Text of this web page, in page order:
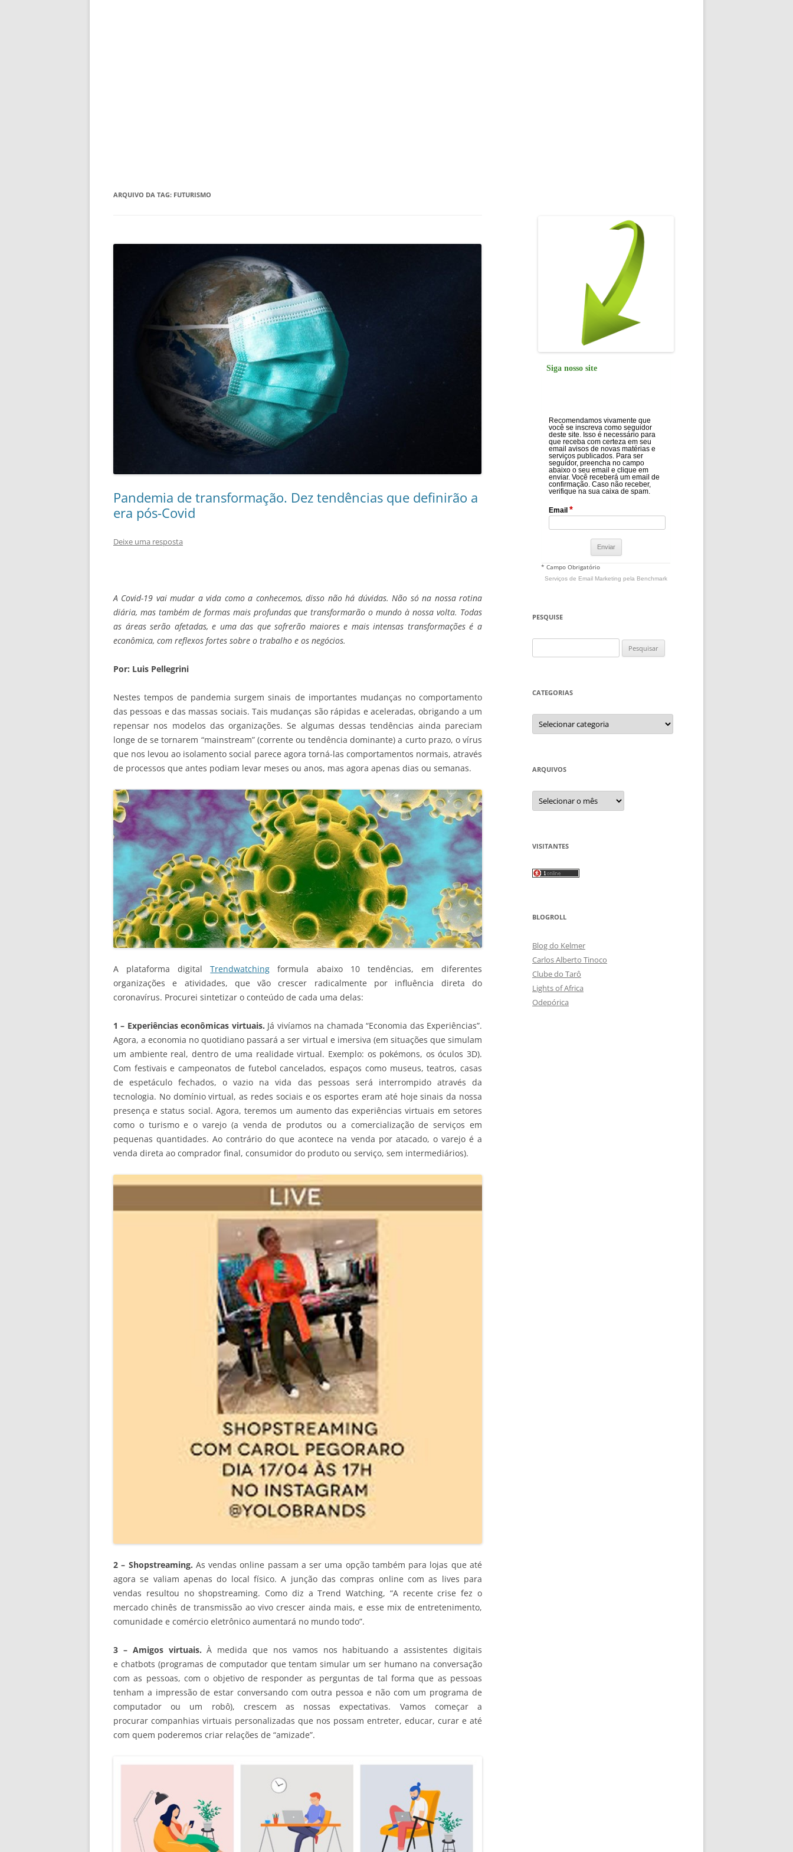
ARQUIVO DA TAG: FUTURISMO
Pandemia de transformação. Dez tendências que definirão a
era pós-Covid
Deixe uma resposta
A Covid-19 vai mudar a vida como a conhecemos, disso não há dúvidas. Não só na nossa rotina
diária, mas também de formas mais profundas que transformarão o mundo à nossa volta. Todas
as áreas serão afetadas, e uma das que sofrerão maiores e mais intensas transformações é a
econômica, com reflexos fortes sobre o trabalho e os negócios.
Por: Luis Pellegrini
Nestes tempos de pandemia surgem sinais de importantes mudanças no comportamento
das pessoas e das massas sociais. Tais mudanças são rápidas e aceleradas, obrigando a um
repensar nos modelos das organizações. Se algumas dessas tendências ainda pareciam
longe de se tornarem “mainstream” (corrente ou tendência dominante) a curto prazo, o vírus
que nos levou ao isolamento social parece agora torná-las comportamentos normais, através
de processos que antes podiam levar meses ou anos, mas agora apenas dias ou semanas.
A plataforma digitalTrendwatching formula abaixo 10 tendências, em diferentes
organizações e atividades, que vão crescer radicalmente por influência direta do
coronavírus. Procurei sintetizar o conteúdo de cada uma delas:
1 – Experiências econômicas virtuais. Já vivíamos na chamada “Economia das Experiências”.
Agora, a economia no quotidiano passará a ser virtual e imersiva (em situações que simulam
um ambiente real, dentro de uma realidade virtual. Exemplo: os pokémons, os óculos 3D).
Com festivais e campeonatos de futebol cancelados, espaços como museus, teatros, casas
de espetáculo fechados, o vazio na vida das pessoas será interrompido através da
tecnologia. No domínio virtual, as redes sociais e os esportes eram até hoje sinais da nossa
presença e status social. Agora, teremos um aumento das experiências virtuais em setores
como o turismo e o varejo (a venda de produtos ou a comercialização de serviços em
pequenas quantidades. Ao contrário do que acontece na venda por atacado, o varejo é a
venda direta ao comprador final, consumidor do produto ou serviço, sem intermediários).
2 – Shopstreaming. As vendas online passam a ser uma opção também para lojas que até
agora se valiam apenas do local físico. A junção das compras online com as lives para
vendas resultou no shopstreaming. Como diz a Trend Watching, “A recente crise fez o
mercado chinês de transmissão ao vivo crescer ainda mais, e esse mix de entretenimento,
comunidade e comércio eletrônico aumentará no mundo todo”.
3 – Amigos virtuais. À medida que nos vamos nos habituando a assistentes digitais
e chatbots (programas de computador que tentam simular um ser humano na conversação
com as pessoas, com o objetivo de responder as perguntas de tal forma que as pessoas
tenham a impressão de estar conversando com outra pessoa e não com um programa de
computador ou um robô), crescem as nossas expectativas. Vamos começar a
procurar companhias virtuais personalizadas que nos possam entreter, educar, curar e até
com quem poderemos criar relações de “amizade”.
Siga nosso site
Recomendamos vivamente que
você se inscreva como seguidor
deste site. Isso é necessário para
que receba com certeza em seu
email avisos de novas matérias e
serviços publicados. Para ser
seguidor, preencha no campo
abaixo o seu email e clique em
enviar. Você receberá um email de
confirmação. Caso não receber,
verifique na sua caixa de spam.
Email *
* Campo Obrigatório
Serviços de Email Marketing pela Benchmark
PESQUISE
por:
CATEGORIAS
Categorias
ARQUIVOS
Arquivos
VISITANTES
BLOGROLL
Blog do Kelmer
Carlos Alberto Tinoco
Clube do Tarô
Lights of Africa
Odepórica